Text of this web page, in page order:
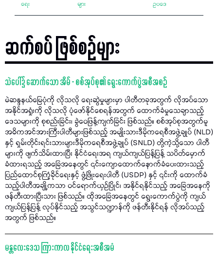
ရေး
များ
ဥပဒေ
ဆက်စပ် ဖြစ်စဉ်များ
သဲပေါ်၌ ဆောက်သော အိမ် - စစ်အုပ်စု၏ ရွေးကောက်ပွဲအစီအစဉ်
မဲဆန္ဒနယ်မြေပုံကို လိုသလို​ ရေးဆွဲမှုများမှာ ပါတီတခုအတွက် လိုအပ်သော
အနိုင်အရှုံးကို လိုသလို ပုံဖော်နိုင်စေရန်အတွက် ထောက်ခံမှုသေချာသည့်
ဒေသများကို စုစည်းခြင်း၊ ခွဲဝေဖြန့်ကျက်ခြင်း ဖြစ်သည်။ စစ်အုပ်စုအတွက်မူ
အဓိကအင်အားကြီးပါတီများဖြစ်သည့်​ အမျိုးသားဒီမိုကရေစီအဖွဲ့ချုပ် (NLD)
နှင့် ရှမ်းတိုင်းရင်းသားများဒီမိုကရေစီအဖွဲ့ချုပ် (SNLD) တို့ကဲ့သို့သော ပါတီ
များကို ဖျက်သိမ်းထားပြီး နိုင်ငံရေးအရ ကျယ်ကျယ်ပြန့်ပြန့် သပိတ်မှောက်
ခံထားရသည့် အခြေအနေတွင် ၎င်းကျောထောက်နောက်ခံပေးထားသည့်
ပြည်ထောင်စုကြံ့ခိုင်ရေးနှင့် ဖွံ့ဖြိုးရေးပါတီ (USDP) နှင့် ၎င်းကို ထောက်ခံ
သည့်ပါတီအချို့ကသာ ဝင်ရောက်ယှဉ်ပြိုင်၊ အနိုင်ရနိုင်သည့် အခြေအနေကို
ဖန်တီးထားပြီးသား ဖြစ်သည်။ ထိုအခြေအနေတွင် ရွေးကောက်ပွဲကို ကျယ်
ကျယ်ပြန့်ပြန့် လုပ်နိုင်သည့် အသွင်သဏ္ဍာန်ကို ဖန်တီးနိုင်ရန် လိုအပ်သည့်
အတွက် ဖြစ်သည်။
မန္တလေးဒေသ ကြားကာလ နိုင်ငံရေးအစီအမံ